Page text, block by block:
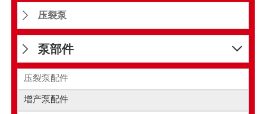
 压裂泵
 泵部件 
压裂泵配件
增产泵配件